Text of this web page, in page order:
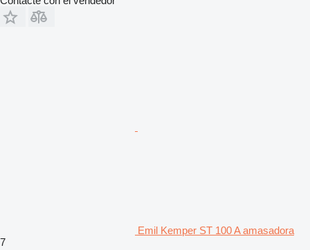
Emil Kemper ST 100 A amasadora
7